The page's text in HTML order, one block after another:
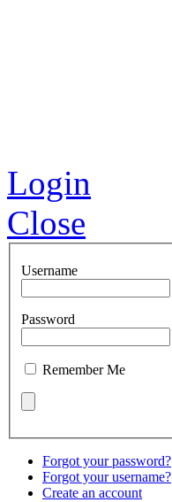
Login
Close
Username
Password
Remember Me
Forgot your password?
Forgot your username?
Create an account